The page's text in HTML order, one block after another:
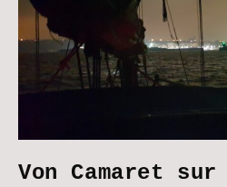
Von Camaret sur